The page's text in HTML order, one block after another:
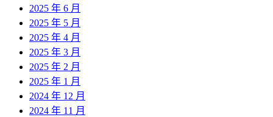
2025 年 6 月
2025 年 5 月
2025 年 4 月
2025 年 3 月
2025 年 2 月
2025 年 1 月
2024 年 12 月
2024 年 11 月